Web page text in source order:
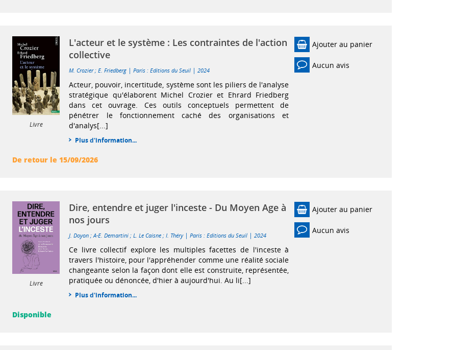
Livre
L'acteur et le système : Les contraintes de l'action
collective
M. Crozier;E. Friedberg |Paris : Editions du Seuil |2024
Acteur, pouvoir, incertitude, système sont les piliers de l'analyse
stratégique qu'élaborent Michel Crozier et Ehrard Friedberg
dans cet ouvrage. Ces outils conceptuels permettent de
pénétrer le fonctionnement caché des organisations et
d'analys[...]
Plus d'information...
Ajouter au panier
Aucun avis
De retour le 15/09/2026
Livre
Dire, entendre et juger l'inceste - Du Moyen Age à
nos jours
J. Doyon ;A-E. Demartini ;L. Le Caisne ;I. Théry |Paris : Editions du Seuil |2024
Ce livre collectif explore les multiples facettes de l'inceste à
travers l'histoire, pour l'appréhender comme une réalité sociale
changeante selon la façon dont elle est construite, représentée,
pratiquée ou dénoncée, d'hier à aujourd'hui. Au li[...]
Plus d'information...
Ajouter au panier
Aucun avis
Disponible